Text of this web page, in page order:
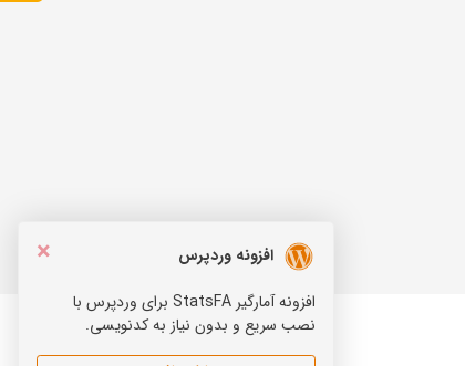
×
افزونه وردپرس
افزونه آمارگیر StatsFA برای وردپرس با
نصب سریع و بدون نیاز به کدنویسی.